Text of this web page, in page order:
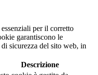
per il corretto
garantiscono le
sicurezza del sito web, in
Descrizione